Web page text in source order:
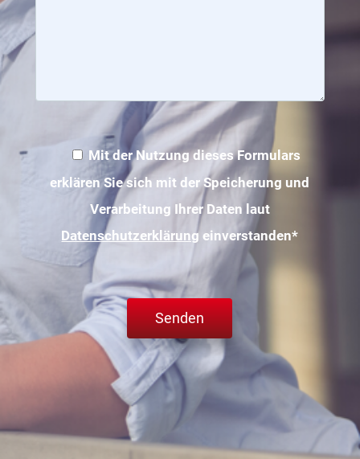
Mit der Nutzung dieses Formulars
erklären Sie sich mit der Speicherung und
Verarbeitung Ihrer Daten laut
Datenschutzerklärung einverstanden*